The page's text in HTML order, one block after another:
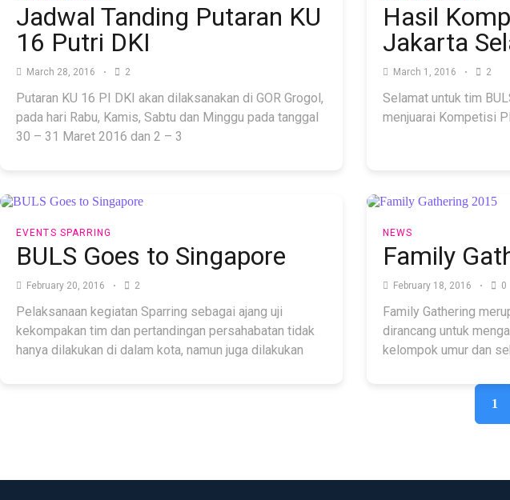
Jadwal Tanding Putaran KU
16 Putri DKI
March 28, 2016 2
Putaran KU 16 PI DKI akan dilaksanakan di GOR Grogol,
pada hari Rabu, Kamis, Sabtu dan Minggu pada tanggal
30 – 31 Maret 2016 dan 2 – 3
Hasil
Jakarta
March 1, 2016 2
Selamat untuk tim
menjuarai Kompetisi
EVENTS SPARRING
BULS Goes to Singapore
February 20, 2016 2
Pelaksanaan kegiatan Sparring sebagai ajang uji
kekompakan tim dan pertandingan persahabatan tidak
hanya dilakukan di dalam kota, namun juga dilakukan
NEWS
Family
February 18, 2016 0
Family Gathering
dirancang untuk
kelompok umur dan
1